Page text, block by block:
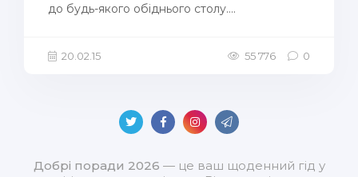
до будь-якого обіднього столу....
20.02.15 55 776 0
Добрі поради 2026 — це ваш щоденний гід у